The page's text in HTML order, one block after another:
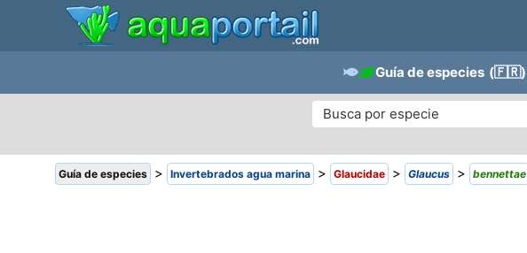
Guía de especies (🇫🇷)
Guía de especies > Invertebrados agua marina > Glaucidae > Glaucus > bennettae